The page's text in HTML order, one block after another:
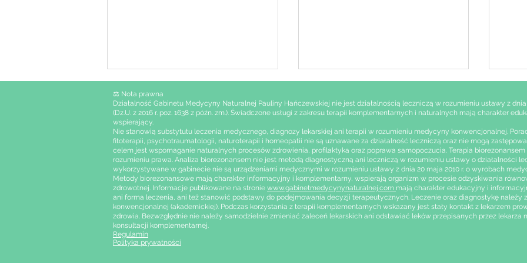
Homeopatia w świetle
badań naukowych i
medycznych
Medycyna
komplementarna w
strukturach szpitalnych
świata – między tradycją a
⚖️ Nota prawna
Działalność Gabinetu Medycyny Naturalnej Pauliny Hańczewskiej nie jest działalnością leczniczą w rozumieniu ustawy z dnia
(Dz.U. z 2016 r. poz. 1638 z późn. zm.). Świadczone usługi z zakresu terapii komplementarnych i naturalnych mają charakter
wspierający.
Nie stanowią substytutu leczenia medycznego, diagnozy lekarskiej ani terapii w rozumieniu medycyny konwencjonalnej.
fitoterapii, psychotraumatologii, naturoterapii i homeopatii nie są uznawane za działalność leczniczą oraz nie mogą
celem jest wspomaganie naturalnych procesów zdrowienia, profilaktyka oraz poprawa samopoczucia. Terapia
rozumieniu prawa. Analiza biorezonansem nie jest metodą diagnostyczną ani leczniczą w rozumieniu ustawy o działalności
wykorzystywane w gabinecie nie są urządzeniami medycznymi w rozumieniu ustawy z dnia 20 maja 2010 r. o wyrobach
Metody biorezonansowe mają charakter informacyjny i komplementarny, wspierają organizm w procesie odzyskiwania
zdrowotnej. Informacje publikowane na stronie www.gabinetmedycynynaturalnej.com mają charakter edukacyjny i
ani forma leczenia, ani też stanowić podstawy do podejmowania decyzji terapeutycznych. Leczenie oraz diagnostykę
konwencjonalnej (akademickiej). Podczas korzystania z terapii komplementarnych wskazany jest stały kontakt z lekarzem
zdrowia. Bezwzględnie nie należy samodzielnie zmieniać zaleceń lekarskich ani odstawiać leków przepisanych przez
konsultacji komplementarnej.
Regulamin
Polityka prywatności